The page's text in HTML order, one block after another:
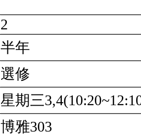
2
半年
選修
星期三
博雅303